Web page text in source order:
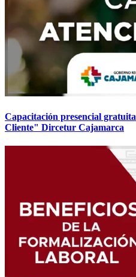
Capacitación presencial
Cliente" Dircetur Cajamarca